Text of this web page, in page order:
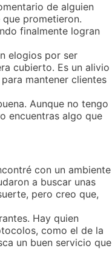
de alguien
prometieron.
finalmente logran
elogios por ser
cubierto. Es un alivio
mantener clientes
Aunque no tengo
encuentras algo que
con un ambiente
a buscar unas
pero creo que,
Hay quien
como el de la
un buen servicio que